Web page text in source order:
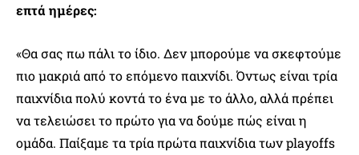
επτά ημέρες:
«Θα σας πω πάλι το ίδιο. Δεν μπορούμε να σκεφτούμε
πιο μακριά από το επόμενο παιχνίδι. Όντως είναι τρία
παιχνίδια πολύ κοντά το ένα με το άλλο, αλλά πρέπει
να τελειώσει το πρώτο για να δούμε πώς είναι η
ομάδα. Παίξαμε τα τρία πρώτα παιχνίδια των playoffs